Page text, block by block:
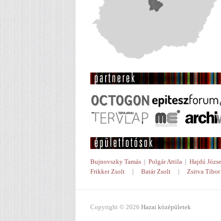
Bujnovszky Tamás | Polgár Attila | Hajdú
Frikker Zsolt | Batár Zsolt | Zsitva Tibor
Copyright © 2026 Hazai középületek